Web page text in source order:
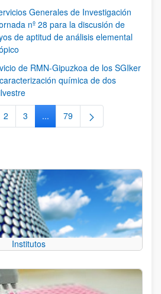
Generales de Investigación
nº 28 para la discusión de
de aptitud de análisis elemental
de RMN-Gipuzkoa de los SGIker
química de dos
Página
2 Página
3 ...Páginas intermedias Use TAB
Página
79
Institutos